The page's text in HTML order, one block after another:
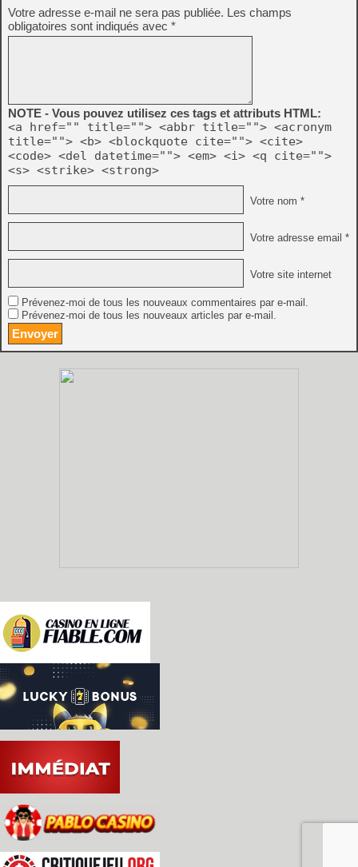
Votre adresse e-mail ne sera pas publiée. Les champs
obligatoires sont indiqués avec *
NOTE - Vous pouvez utilisez ces tags et attributs HTML:
<a href="" title=""> <abbr title=""> <acronym
title=""> <b> <blockquote cite=""> <cite>
<code> <del datetime=""> <em> <i> <q cite="">
<s> <strike> <strong>
Votre nom *
Votre adresse email *
Votre site internet
Prévenez-moi de tous les nouveaux commentaires par e-mail.
Prévenez-moi de tous les nouveaux articles par e-mail.